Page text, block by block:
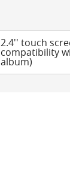
2.4'' touch
compatibility
album)